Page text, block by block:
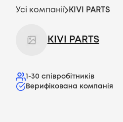
Усі компанії KIVI PARTS
KIVI PARTS
1-30 співробітників
Верифікована компанія